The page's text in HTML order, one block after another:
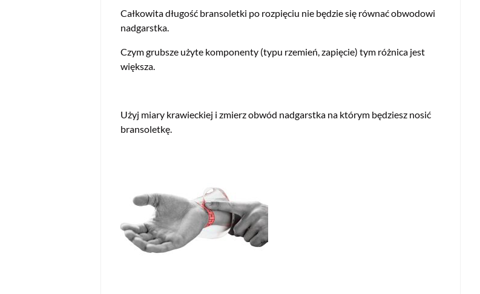
Całkowita długość bransoletki po rozpięciu nie będzie się równać obwodowi
nadgarstka.
Czym grubsze użyte komponenty (typu rzemień, zapięcie) tym różnica jest
większa.
Użyj miary krawieckiej i zmierz obwód nadgarstka na którym będziesz nosić
bransoletkę.